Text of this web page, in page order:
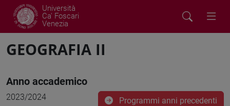
Università
Ca' Foscari
Venezia
GEOGRAFIA II
Anno accademico
2023/2024 Programmi anni precedenti